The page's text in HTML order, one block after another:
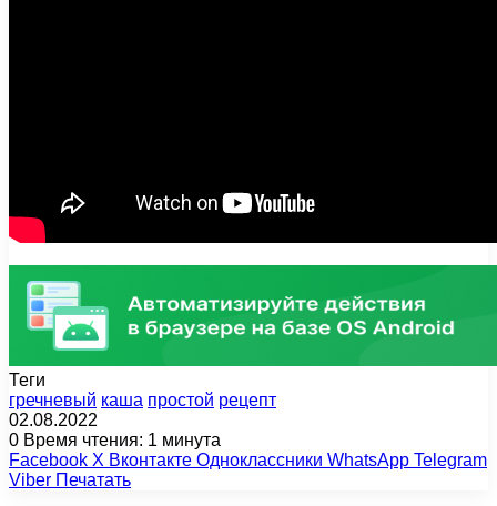
Теги
гречневый каша простой рецепт
02.08.2022
0 Время чтения: 1 минута
Facebook X Вконтакте Одноклассники WhatsApp Telegram
Viber Печатать